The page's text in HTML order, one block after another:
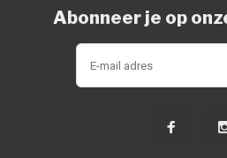
Abonneer je op